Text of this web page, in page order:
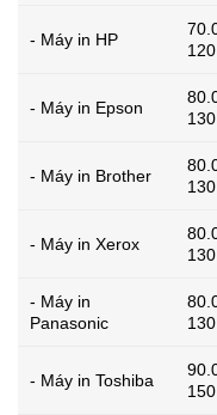
- Máy in HP
- Máy in Epson
- Máy in Brother
- Máy in Xerox
- Máy in
Panasonic
- Máy in Toshiba